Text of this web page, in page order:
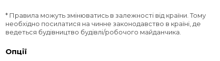
* Правила можуть змінюватись в залежності від країни. Тому
необхідно посилатися на чинне законодавство в країні, де
ведеться будівництво будівлі/робочого майданчика.
Опції